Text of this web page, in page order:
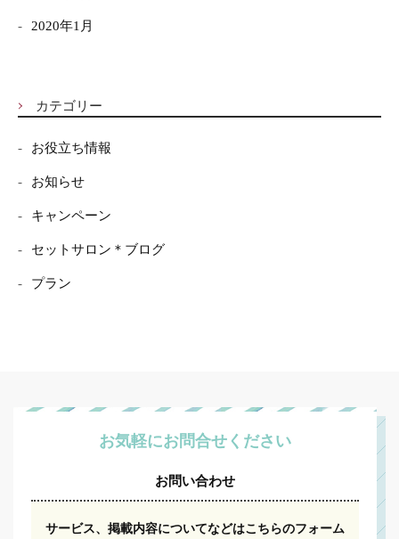
2020年1月
カテゴリー
お役立ち情報
お知らせ
キャンペーン
セットサロン＊ブログ
プラン
お気軽にお問合せください
お問い合わせ
サービス、掲載内容についてなどはこちらのフォーム